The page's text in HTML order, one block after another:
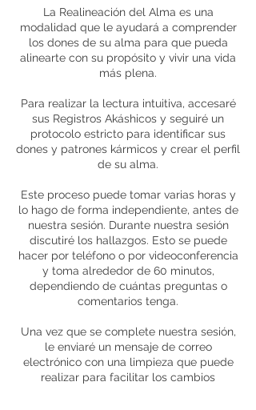
La Realineación del Alma es una
modalidad que le ayudará a comprender
los dones de su alma para que pueda
alinearte con su propósito y vivir una vida
más plena.
Para realizar la lectura intuitiva, accesaré
sus Registros Akáshicos y seguiré un
protocolo estricto para identificar sus
dones y patrones kármicos y crear el perfil
de su alma.
Este proceso puede tomar varias horas y
lo hago de forma independiente, antes de
nuestra sesión. Durante nuestra sesión
discutiré los hallazgos. Esto se puede
hacer por teléfono o por videoconferencia
y toma alrededor de 60 minutos,
dependiendo de cuántas preguntas o
comentarios tenga.
Una vez que se complete nuestra sesión,
le enviaré un mensaje de correo
electrónico con una limpieza que puede
realizar para facilitar los cambios